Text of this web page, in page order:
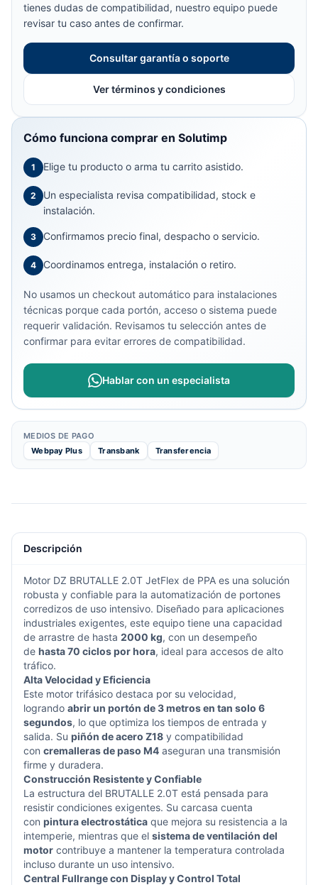
tienes dudas de compatibilidad, nuestro equipo puede
revisar tu caso antes de confirmar.
Consultar garantía o soporte
Ver términos y condiciones
Cómo funciona comprar en Solutimp
1 Elige tu producto o arma tu carrito asistido.
2
Un especialista revisa compatibilidad, stock e
instalación.
3 Confirmamos precio final, despacho o servicio.
4 Coordinamos entrega, instalación o retiro.
No usamos un checkout automático para instalaciones
técnicas porque cada portón, acceso o sistema puede
requerir validación. Revisamos tu selección antes de
confirmar para evitar errores de compatibilidad.
Hablar con un especialista
MEDIOS DE PAGO
Webpay Plus
Transbank Transferencia
Descripción
Motor DZ BRUTALLE 2.0T JetFlex de PPA es una solución
robusta y confiable para la automatización de portones
corredizos de uso intensivo. Diseñado para aplicaciones
industriales exigentes, este equipo tiene una capacidad
de arrastre de hasta 2000 kg, con un desempeño
de hasta 70 ciclos por hora, ideal para accesos de alto
tráfico.
Alta Velocidad y Eficiencia
Este motor trifásico destaca por su velocidad,
logrando abrir un portón de 3 metros en tan solo 6
segundos, lo que optimiza los tiempos de entrada y
salida. Su piñón de acero Z18 y compatibilidad
con cremalleras de paso M4 aseguran una transmisión
firme y duradera.
Construcción Resistente y Confiable
La estructura del BRUTALLE 2.0T está pensada para
resistir condiciones exigentes. Su carcasa cuenta
con pintura electrostática que mejora su resistencia a la
intemperie, mientras que el sistema de ventilación del
motor contribuye a mantener la temperatura controlada
incluso durante un uso intensivo.
Central Fullrange con Display y Control Total